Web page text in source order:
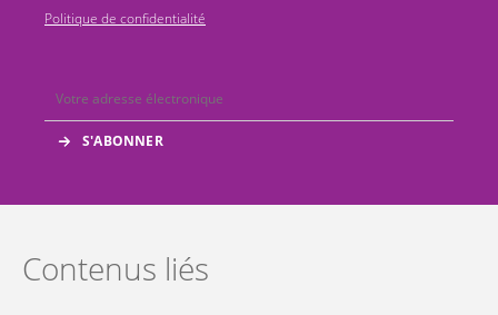
Politique de confidentialité
Contenus liés